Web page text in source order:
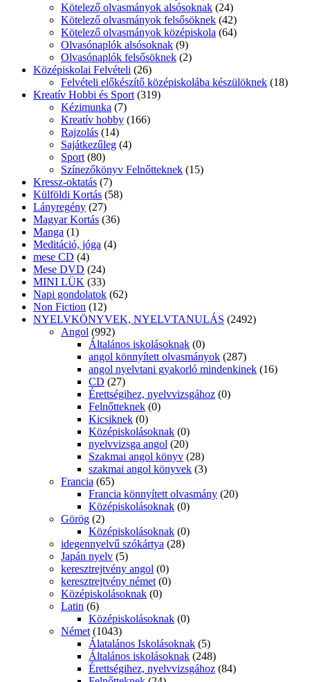
Kötelező olvasmányok alsósoknak (24)
Kötelező olvasmányok felsősöknek (42)
Kötelező olvasmányok középiskola (64)
Olvasónaplók alsósoknak (9)
Olvasónaplók felsősöknek (2)
Középiskolai Felvételi (26)
Felvételi előkészítő középiskolába készülöknek (18)
Kreatív Hobbi és Sport (319)
Kézimunka (7)
Kreatív hobby (166)
Rajzolás (14)
Sajátkezűleg (4)
Sport (80)
Színezőkönyv Felnőtteknek (15)
Kressz-oktatás (7)
Külföldi Kortás (58)
Lányregény (27)
Magyar Kortás (36)
Manga (1)
Meditáció, jóga (4)
mese CD (4)
Mese DVD (24)
MINI LÜK (33)
Napi gondolatok (62)
Non Fiction (12)
NYELVKÖNYVEK, NYELVTANULÁS (2492)
Angol (992)
Általános iskolásoknak (0)
angol könnyített olvasmányok (287)
angol nyelvtani gyakorló mindenkinek (16)
CD (27)
Érettségihez, nyelvvizsgához (0)
Felnőtteknek (0)
Kicsiknek (0)
Középiskolásoknak (0)
nyelvvizsga angol (20)
Szakmai angol könyv (28)
szakmai angol könyvek (3)
Francia (65)
Francia könnyített olvasmány (20)
Középiskolásoknak (0)
Görög (2)
Középiskolásoknak (0)
idegennyelvű szókártya (28)
Japán nyelv (5)
keresztrejtvény angol (0)
keresztrejtvény német (0)
Középiskolásoknak (0)
Latin (6)
Középiskolásoknak (0)
Német (1043)
Álatalános Iskolásoknak (5)
Általános iskolásoknak (248)
Érettségihez, nyelvvizsgához (84)